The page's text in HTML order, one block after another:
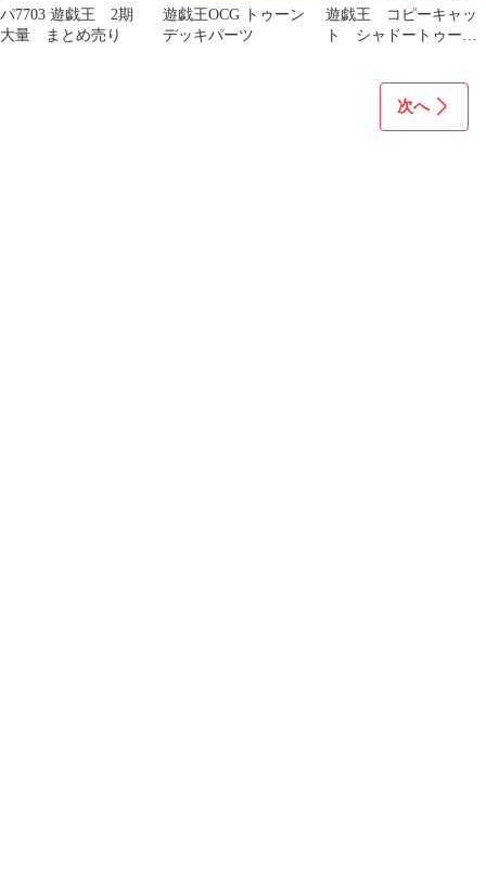
パ7703 遊戯王 2期
大量 まとめ売り
遊戯王OCG トゥーン
デッキパーツ
遊戯王 コピーキャッ
ト シャドートゥー
次へ